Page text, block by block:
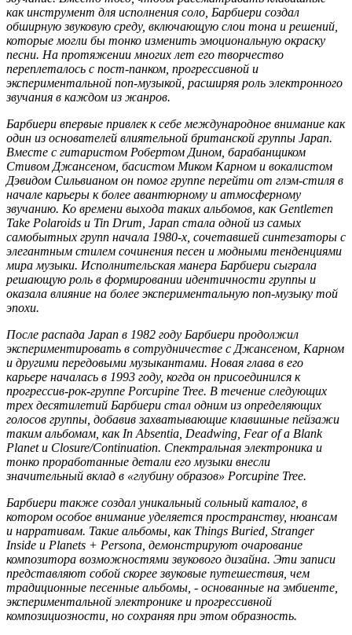
как инструмент для исполнения соло, Барбиери создал
обширную звуковую среду, включающую слои тона и решений,
которые могли бы тонко изменить эмоциональную окраску
песни. На протяжении многих лет его творчество
переплеталось с пост-панком, прогрессивной и
экспериментальной поп-музыкой, расширяя роль электронного
звучания в каждом из жанров.
Барбиери впервые привлек к себе международное внимание как
один из основателей влиятельной британской группы Japan.
Вместе с гитаристом Робертом Дином, барабанщиком
Стивом Джансеном, басистом Миком Карном и вокалистом
Дэвидом Сильвианом он помог группе перейти от глэм-стиля в
начале карьеры к более авантюрному и атмосферному
звучанию. Ко времени выхода таких альбомов, как Gentlemen
Take Polaroids и Tin Drum, Japan стала одной из самых
самобытных групп начала 1980-х, сочетавшей синтезаторы с
элегантным стилем сочинения песен и модными тенденциями
мира музыки. Исполнительская манера Барбиери сыграла
решающую роль в формировании идентичности группы и
оказала влияние на более экспериментальную поп-музыку той
эпохи.
После распада Japan в 1982 году Барбиери продолжил
экспериментировать в сотрудничестве с Джансеном, Карном
и другими передовыми музыкантами. Новая глава в его
карьере началась в 1993 году, когда он присоединился к
прогрессив-рок-группе Porcupine Tree. В течение следующих
трех десятилетий Барбиери стал одним из определяющих
голосов группы, добавив захватывающие клавишные пейзажи
таким альбомам, как In Absentia, Deadwing, Fear of a Blank
Planet и Closure/Continuation. Спектральная электроника и
тонко проработанные детали его музыки внесли
значительный вклад в «глубину образов» Porcupine Tree.
Барбиери также создал уникальный сольный каталог, в
котором особое внимание уделяется пространству, нюансам
и нарративам. Такие альбомы, как Things Buried, Stranger
Inside и Planets + Persona, демонстрируют очарование
композитора возможностями звукового дизайна. Эти записи
представляют собой скорее звуковые путешествия, чем
традиционные песенные альбомы, - основанные на эмбиенте,
экспериментальной электронике и прогрессивной
композициозности, но сохраняя при этом образность.